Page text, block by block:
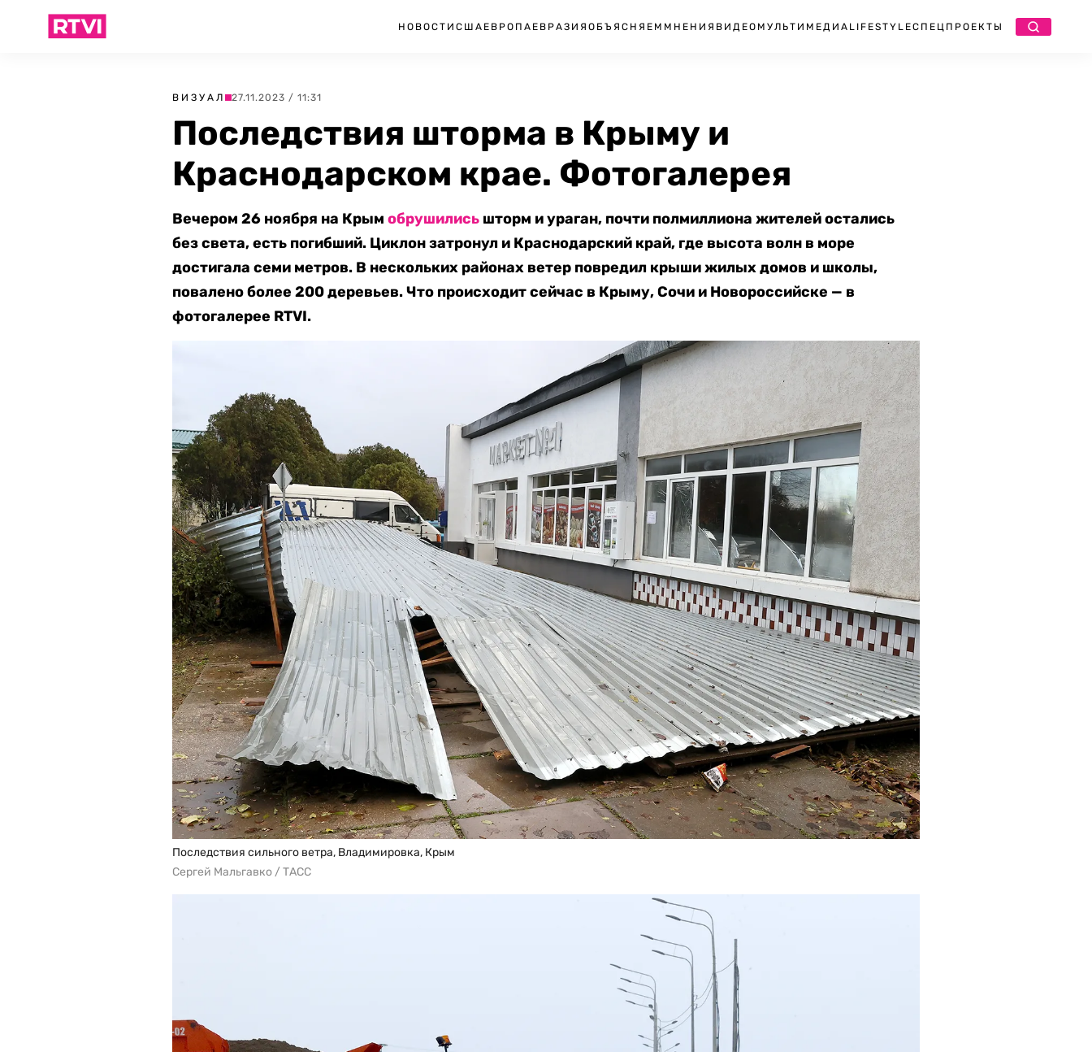
НОВОСТИ США ЕВРОПА ЕВРАЗИЯ ОБЪЯСНЯЕМ МНЕНИЯ ВИДЕО МУЛЬТИМЕДИА LIFESTYLEСПЕЦПРОЕКТЫ
ВИЗУАЛ 27.11.2023 / 11:31
Последствия шторма в Крыму и
Краснодарском крае. Фотогалерея
Вечером 26 ноября на Крым обрушились шторм и ураган, почти полмиллиона жителей остались
без света, есть погибший. Циклон затронул и Краснодарский край, где высота волн в море
достигала семи метров. В нескольких районах ветер повредил крыши жилых домов и школы,
повалено более 200 деревьев. Что происходит сейчас в Крыму, Сочи и Новороссийске — в
фотогалерее RTVI.
Последствия сильного ветра, Владимировка, Крым
Сергей Мальгавко / ТАСС